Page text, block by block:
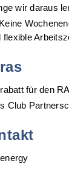
wir daraus
Keine
flexible
für den
Club